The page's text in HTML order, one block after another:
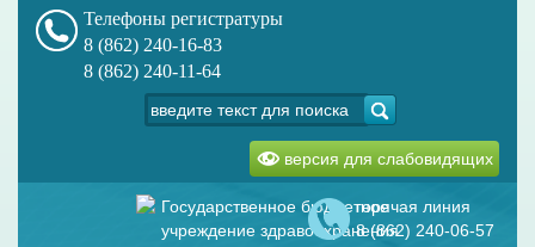
Телефоны регистратуры
8 (862) 240-16-83
8 (862) 240-11-64
версия для слабовидящих
Государственное бюджетное
учреждение здравоохранения
горячая линия
8 (862) 240-06-57